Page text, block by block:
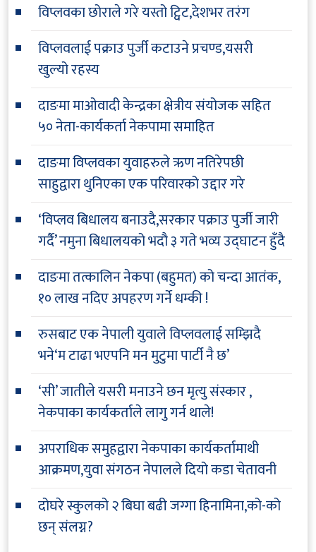
विप्लवका छोराले गरे यस्तो ट्विट,देशभर तरंग
विप्लवलाई पक्राउ पुर्जी कटाउने प्रचण्ड,यसरी
खुल्यो रहस्य
दाङमा माओवादी केन्द्रका क्षेत्रीय संयोजक सहित
५० नेता-कार्यकर्ता नेकपामा समाहित
दाङमा विप्लवका युवाहरुले ऋण नतिरेपछी
साहुद्वारा थुनिएका एक परिवारको उद्दार गरे
‘विप्लव बिधालय बनाउदै,सरकार पक्राउ पुर्जी जारी
गर्दै’ नमुना बिधालयको भदौ ३ गते भव्य उद्घाटन हुँदै
दाङमा तत्कालिन नेकपा (बहुमत) को चन्दा आतंक,
१० लाख नदिए अपहरण गर्ने धम्की !
रुसबाट एक नेपाली युवाले विप्लवलाई सम्झिदै
भने‘म टाढा भएपनि मन मुटुमा पार्टी नै छ’
‘सी’ जातीले यसरी मनाउने छन मृत्यु संस्कार ,
नेकपाका कार्यकर्ताले लागु गर्न थाले!
अपराधिक समुहद्वारा नेकपाका कार्यकर्तामाथी
आक्रमण,युवा संगठन नेपालले दियो कडा चेतावनी
दोघरे स्कुलको २ बिघा बढी जग्गा हिनामिना,को-को
छन् संलग्न?